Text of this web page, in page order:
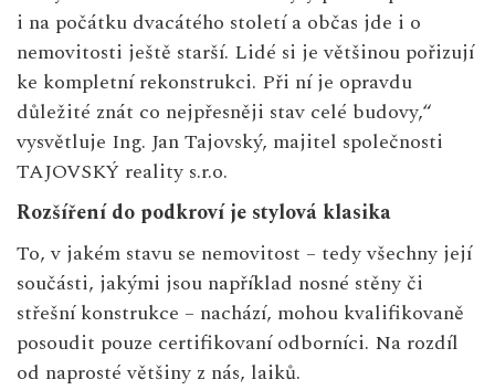
i na počátku dvacátého století a občas jde i o
nemovitosti ještě starší. Lidé si je většinou pořizují
ke kompletní rekonstrukci. Při ní je opravdu
důležité znát co nejpřesněji stav celé budovy,“
vysvětluje Ing. Jan Tajovský, majitel společnosti
TAJOVSKÝ reality s.r.o.
Rozšíření do podkroví je stylová klasika
To, v jakém stavu se nemovitost – tedy všechny její
součásti, jakými jsou například nosné stěny či
střešní konstrukce – nachází, mohou kvalifikovaně
posoudit pouze certifikovaní odborníci. Na rozdíl
od naprosté většiny z nás, laiků.